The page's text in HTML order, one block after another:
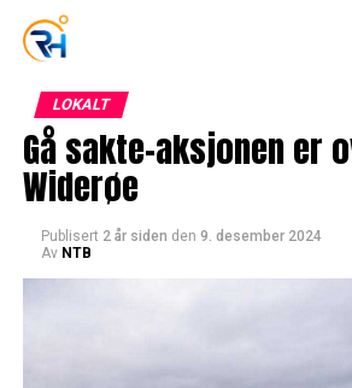
LOKALT
Gå sakte-aksjonen er
Widerøe
Publisert 2 år siden den 9. desember 2024
Av NTB